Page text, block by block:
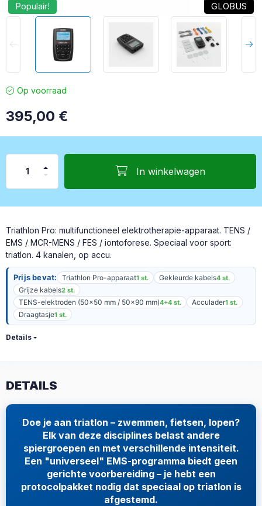
Populair! GLOBUS
Op voorraad
395,00 €
In winkelwagen
Triathlon Pro: multifunctioneel elektrotherapie-apparaat. TENS /
EMS / MCR-MENS / FES / iontoforese. Speciaal voor sport:
triatlon. 4 kanalen, op accu.
Prijs bevat: Triathlon Pro-apparaat1 st. Gekleurde kabels4 st.
Grijze kabels2 st.
TENS-elektroden (50x50 mm / 50x90 mm)4+4 st. Acculader1 st.
Draagtasje1 st.
Details
DETAILS
Doe je aan triatlon – zwemmen, fietsen, lopen?
Elk van deze disciplines belast andere
spiergroepen en met verschillende intensiteit.
Een "universeel" EMS-programma biedt geen
gerichte voorbereiding – je hebt een
protocolpakket nodig dat speciaal op triatlon is
afgestemd.